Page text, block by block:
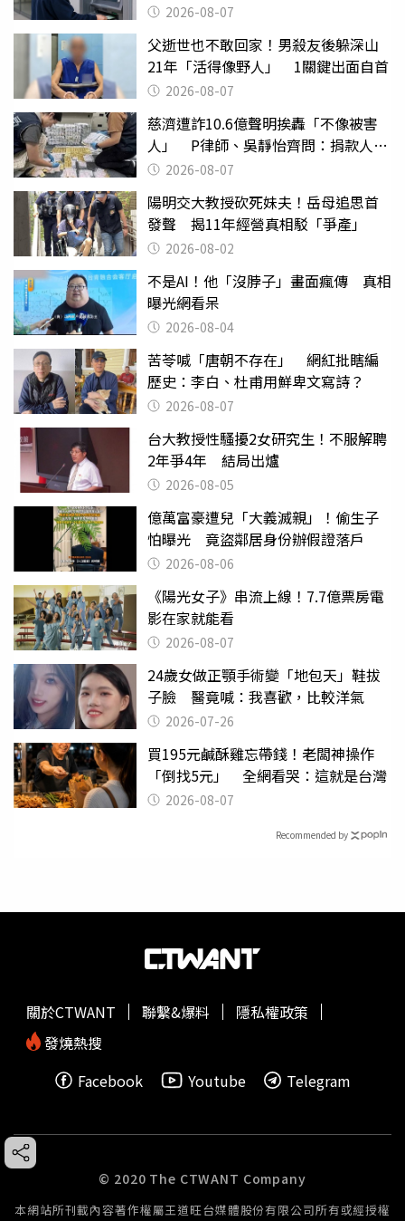
2026-08-07
父逝世也不敢回家！男殺友後躲深山
21年「活得像野人」 1關鍵出面自首
2026-08-07
慈濟遭詐10.6億聲明挨轟「不像被害
人」 P律師、吳靜怡齊問：捐款人有
權知道真相
2026-08-07
陽明交大教授砍死妹夫！岳母追思首
發聲 揭11年經營真相駁「爭產」
2026-08-02
不是AI！他「沒脖子」畫面瘋傳 真相
曝光網看呆
2026-08-04
苦苓喊「唐朝不存在」 網紅批瞎編
歷史：李白、杜甫用鮮卑文寫詩？
2026-08-07
台大教授性騷擾2女研究生！不服解聘
2年爭4年 結局出爐
2026-08-05
億萬富豪遭兒「大義滅親」！偷生子
怕曝光 竟盜鄰居身份辦假證落戶
2026-08-06
《陽光女子》串流上線！7.7億票房電
影在家就能看
2026-08-07
24歲女做正顎手術變「地包天」鞋拔
子臉 醫竟喊：我喜歡，比較洋氣
2026-07-26
買195元鹹酥雞忘帶錢！老闆神操作
「倒找5元」 全網看哭：這就是台灣
2026-08-07
Recommended by
關於CTWANT 聯繫&爆料
隱私權政策
發燒熱搜
Facebook
Youtube Telegram
© 2020 The CTWANT Company
本網站所刊載內容著作權屬王道旺台媒體股份有限公司所有或經授權